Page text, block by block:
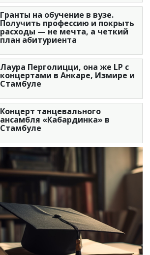
Гранты на обучение в вузе.
Получить профессию и покрыть
расходы — не мечта, а четкий
план абитуриента
Лаура Перголицци, она же LP с
концертами в Анкаре, Измире и
Стамбуле
Концерт танцевального
ансамбля «Кабардинка» в
Стамбуле